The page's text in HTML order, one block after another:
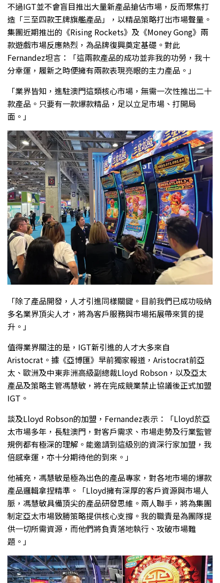
不過IGT並不會盲目推出大量新產品搶佔市場，反而聚焦打
造「三至四款王牌旗艦產品」，以精品策略打出市場聲量。
集團近期推出的《Rising Rockets》及《Money Gong》兩
款遊戲市場反應熱烈，為品牌復興奠定基礎。對此
Fernandez坦言：「這兩款產品的成功並非我的功勞，我十
分幸運，履新之時便擁有兩款表現亮眼的主力產品。」
「業界皆知，進駐澳門這類核心市場，無需一次性推出二十
款產品。只要有一款爆款精品，足以立足市場、打開局
面。」
「除了產品開發，人才引進同樣關鍵。目前我們已成功吸納
多名業界頂尖人才，將為客戶服務與市場拓展帶來質的提
升。」
值得業界關注的是，IGT新引進的人才大多來自
Aristocrat。據《亞博匯》早前獨家報道，Aristocrat前亞
太、歐洲及中東非洲高級副總裁Lloyd Robson，以及亞太
產品及策略主管馮慧敏，將在完成競業禁止協議後正式加盟
IGT。
談及Lloyd Robson的加盟，Fernandez表示：「Lloyd於亞
太市場多年，長駐澳門，對客戶需求、市場走勢及行業監管
規例都有極深的理解。能邀請到這級別的資深行家加盟，我
倍感幸運，亦十分期待他的到來。」
他補充，馮慧敏是極為出色的產品專家，對各地市場的爆款
產品邏輯拿捏精準。「Lloyd擁有深厚的客戶資源與市場人
脈，馮慧敏具備頂尖的產品研發思維。兩人聯手，將為集團
制定亞太市場致勝策略提供核心支撐。我的職責是為團隊提
供一切所需資源，而他們將負責落地執行、攻破市場難
題。」